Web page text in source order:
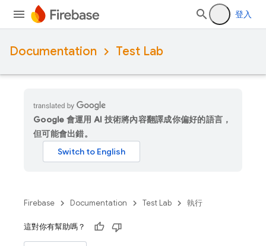
登入
Documentation Test Lab
Google 會運用 AI 技術將內容翻譯成你偏好的語言，
但可能會出錯。
Firebase Documentation Test Lab 執行
這對你有幫助嗎？